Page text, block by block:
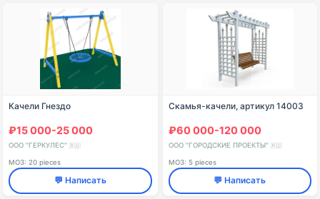
Качели Гнездо
₽15 000-25 000
ООО "ГЕРКУЛЕС" 🇷🇺
МОЗ: 20 pieces
💬 Написать
Скамья-качели, артикул 14003
₽60 000-120 000
ООО "ГОРОДСКИЕ ПРОЕКТЫ" 🇷🇺
МОЗ: 5 pieces
💬 Написать